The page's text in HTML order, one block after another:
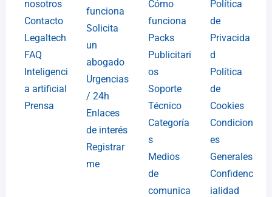
nosotros
Contacto
Legaltech
FAQ
Inteligenci
a artificial
Prensa
funciona
Solicita
un
abogado
Urgencias
/ 24h
Enlaces
de interés
Registrar
me
Cómo
funciona
Packs
Publicitari
os
Soporte
Técnico
Categoría
s
Medios
de
comunica
Política
de
Privacida
d
Política
de
Cookies
Condicion
es
Generales
Confidenc
ialidad